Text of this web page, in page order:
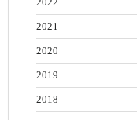
2021
2020
2019
2018